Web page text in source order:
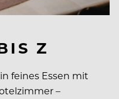
Z
feines Essen mit
–